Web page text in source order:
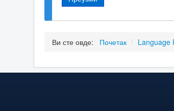
Ви сте овде: Почетак / Language